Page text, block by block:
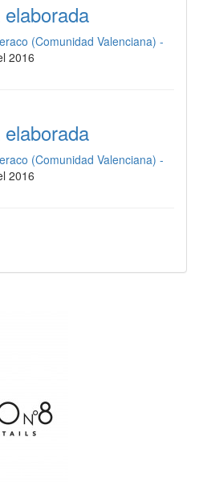
(Comunidad Valenciana) -
2016
(Comunidad Valenciana) -
2016